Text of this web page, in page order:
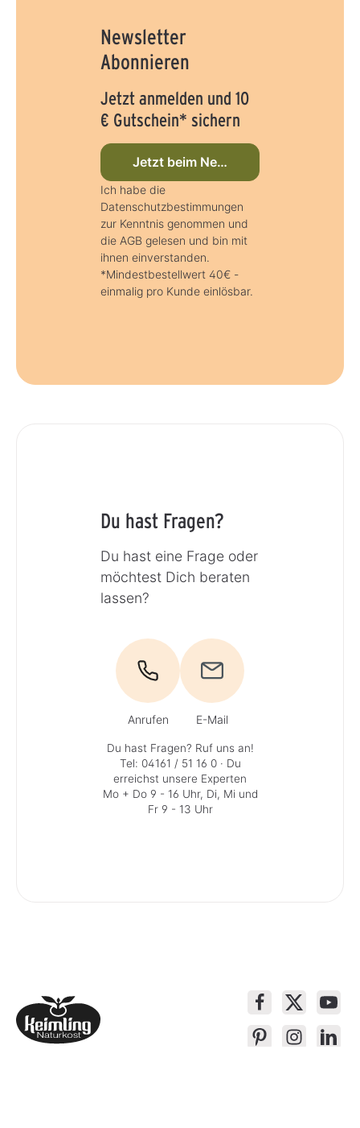
Newsletter
Abonnieren
Jetzt anmelden und 10
€ Gutschein* sichern
Jetzt beim Newsletter anmelden
Ich habe die
Datenschutzbestimmungen
zur Kenntnis genommen und
die AGB gelesen und bin mit
ihnen einverstanden.
*Mindestbestellwert 40€ -
einmalig pro Kunde einlösbar.
Du hast Fragen?
Du hast eine Frage oder
möchtest Dich beraten
lassen?
Anrufen E-Mail
Du hast Fragen? Ruf uns an!
Tel: 04161 / 51 16 0· Du
erreichst unsere Experten
Mo + Do 9 - 16 Uhr, Di, Mi und
Fr 9 - 13 Uhr